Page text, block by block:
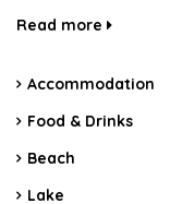
Read more
Accommodation
Food & Drinks
Beach
Lake